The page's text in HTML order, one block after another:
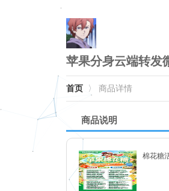
苹果分身云端转发
首页 〉 商品详情
商品说明
棉花糖